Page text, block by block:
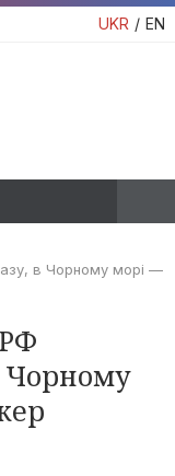
UKR EN
в Чорному морі —
Чорному